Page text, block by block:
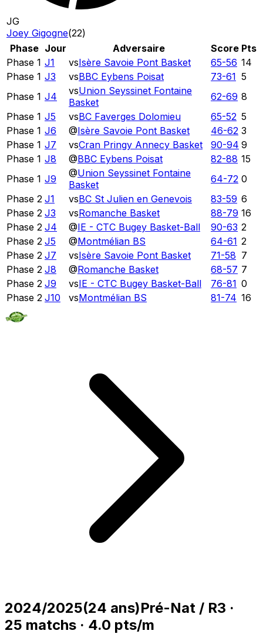
JG
Joey Gigogne(22)
Phase Jour Adversaire Score Pts
Phase 1 J1 vsIsère Savoie Pont Basket 65-56 14
Phase 1 J3 vsBBC Eybens Poisat 73-61 5
Phase 1 J4 vsUnion Seyssinet Fontaine
Basket
62-69 8
Phase 1 J5 vsBC Faverges Dolomieu 65-52 5
Phase 1 J6 @Isère Savoie Pont Basket 46-62 3
Phase 1 J7 vsCran Pringy Annecy Basket 90-94 9
Phase 1 J8 @BBC Eybens Poisat 82-88 15
Phase 1 J9 @Union Seyssinet Fontaine
Basket
64-72 0
Phase 2 J1 vsBC St Julien en Genevois 83-59 6
Phase 2 J3 vsRomanche Basket 88-79 16
Phase 2 J4 @IE - CTC Bugey Basket-Ball 90-63 2
Phase 2 J5 @Montmélian BS 64-61 2
Phase 2 J7 vsIsère Savoie Pont Basket 71-58 7
Phase 2 J8 @Romanche Basket 68-57 7
Phase 2 J9 vsIE - CTC Bugey Basket-Ball 76-81 0
Phase 2 J10 vsMontmélian BS 81-74 16
2024/2025(24 ans)Pré-Nat / R3 ·
25 matchs · 4.0 pts/m